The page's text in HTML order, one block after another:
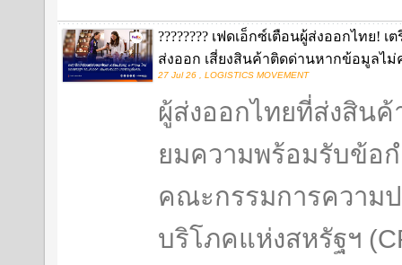
???????? เฟดเอ็กซ์เตือนผู้ส่งออกไทย!
ส่งออก เสี่ยงสินค้าติดด่านหากข้อมูลไม่
27 Jul 26 , LOGISTICS MOVEMENT
ผู้ส่งออกไทยที่ส่งสินค้
ยมความพร้อมรับข้อ
คณะกรรมการความ
บริโภคแห่งสหรัฐฯ